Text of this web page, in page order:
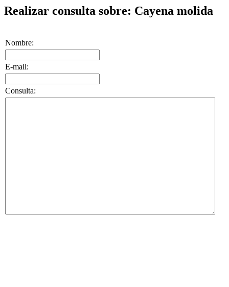
Realizar consulta sobre: Cayena molida
Nombre:
E-mail:
Consulta: